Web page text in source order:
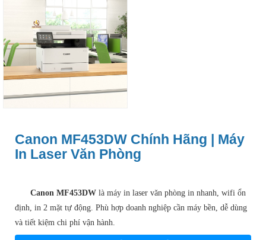
Canon MF453DW Chính Hãng | Máy
In Laser Văn Phòng
Canon MF453DW là máy in laser văn phòng in nhanh, wifi ổn
định, in 2 mặt tự động. Phù hợp doanh nghiệp cần máy bền, dễ dùng
và tiết kiệm chi phí vận hành.